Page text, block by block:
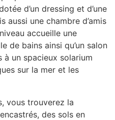
d’un dressing et d’une
aussi une chambre d’amis
accueille une
de bains ainsi qu’un salon
un spacieux solarium
sur la mer et les
vous trouverez la
des sols en